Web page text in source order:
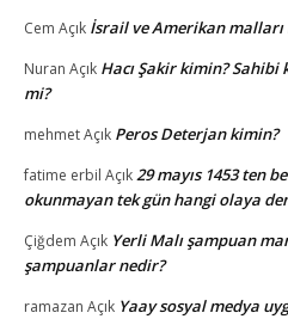
Cem Açık İsrail ve Amerikan
Nuran Açık Hacı Şakir kimin?
mi?
mehmetAçık Peros Deterjan kimin?
fatime erbil Açık29 mayıs 1453 ten
okunmayan tek gün hangi olaya
Çiğdem Açık Yerli Malı şampuan
şampuanlar nedir?
ramazan Açık Yaay sosyal medya